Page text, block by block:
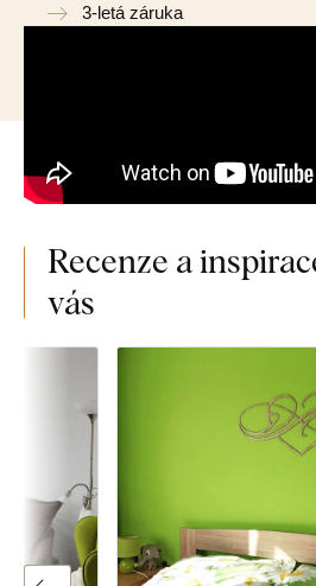
3-letá záruka
Recenze a
vás